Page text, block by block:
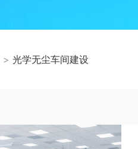
> 光学无尘车间建设